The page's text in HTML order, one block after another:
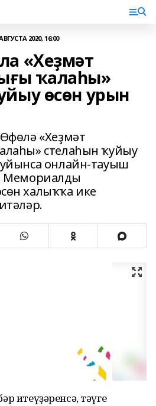
2020, 16:00
«Хеҙмәт
ҡалаһы»
өсөн урын
«Хеҙмәт
стелаһын ҡуйыу
онлайн-тауыш
Мемориалды
халыҡҡа ике
итеүҙәренсә, тәүге